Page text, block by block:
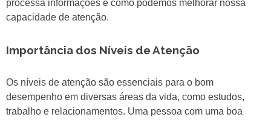
processa informações e como podemos melhorar nossa
capacidade de atenção.
Importância dos Níveis de Atenção
Os níveis de atenção são essenciais para o bom
desempenho em diversas áreas da vida, como estudos,
trabalho e relacionamentos. Uma pessoa com uma boa